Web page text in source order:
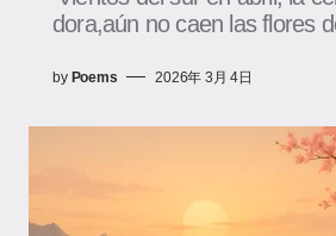
dora,aún no caen las flores
by Poems 2026年 3月 4日